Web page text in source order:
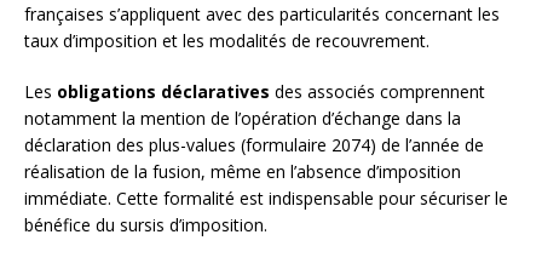
françaises s’appliquent avec des particularités concernant les
taux d’imposition et les modalités de recouvrement.
Les obligations déclaratives des associés comprennent
notamment la mention de l’opération d’échange dans la
déclaration des plus-values (formulaire 2074) de l’année de
réalisation de la fusion, même en l’absence d’imposition
immédiate. Cette formalité est indispensable pour sécuriser le
bénéfice du sursis d’imposition.